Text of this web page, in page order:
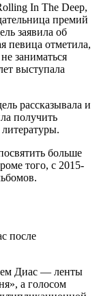
In The Deep,
премий
заявила об
певица отметила,
заниматься
выступала
рассказывала и
получить
больше
того, с 2015-
после
Диас — ленты
а голосом